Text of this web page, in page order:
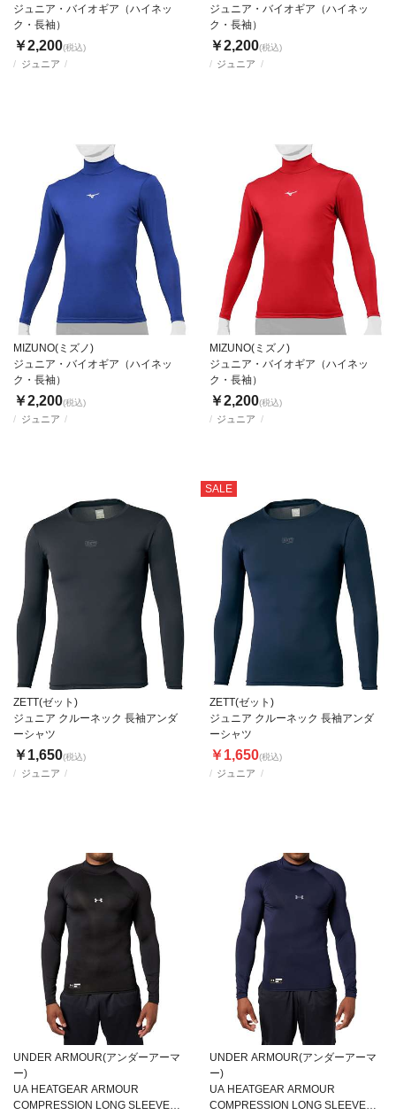
ジュニア
ジュニア・バイオギア（ハイネッ
ク・長袖）
￥2,200(税込)
ジュニア
ジュニア・バイオギア（ハイネッ
ク・長袖）
￥2,200(税込)
ジュニア
MIZUNO(ミズノ)
ジュニア・バイオギア（ハイネッ
ク・長袖）
￥2,200(税込)
ジュニア
MIZUNO(ミズノ)
ジュニア・バイオギア（ハイネッ
ク・長袖）
￥2,200(税込)
ジュニア
ZETT(ゼット)
ジュニア クルーネック 長袖アンダ
ーシャツ
￥1,650(税込)
SALE
ジュニア
ZETT(ゼット)
ジュニア クルーネック 長袖アンダ
ーシャツ
￥1,650(税込)
UNDER ARMOUR(アンダーアーマ
ー)
UA HEATGEAR ARMOUR
COMPRESSION LONG SLEEVE
UNDER ARMOUR(アンダーアーマ
ー)
UA HEATGEAR ARMOUR
COMPRESSION LONG SLEEVE